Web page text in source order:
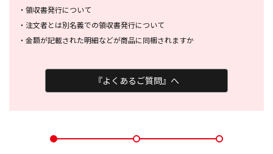
・ 領収書発行について
・ 注文者とは別名義での領収書発行について
・ 金額が記載された明細などが商品に同梱されますか
『よくあるご質問』へ